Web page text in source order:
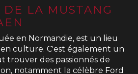
LA MUSTANG
en Normandie, est un lieu
culture. C'est également un
trouver des passionnés de
notamment la célèbre Ford